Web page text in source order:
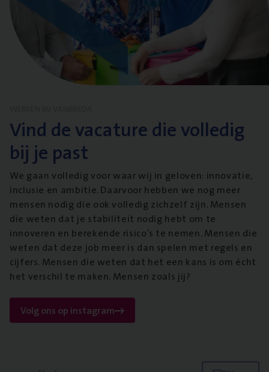
Vind de vacature die volledig
bij je past
We gaan volledig voor waar wij in geloven: innovatie,
inclusie en ambitie. Daarvoor hebben we nog meer
mensen nodig die ook volledig zichzelf zijn. Mensen
die weten dat je stabiliteit nodig hebt om te
innoveren en berekende risico’s te nemen. Mensen die
weten dat deze job meer is dan spelen met regels en
cijfers. Mensen die weten dat het een kans is om écht
het verschil te maken. Mensen zoals jij?
Volg ons op instagram